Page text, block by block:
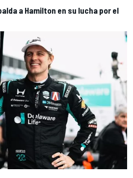
a Hamilton en su lucha por el